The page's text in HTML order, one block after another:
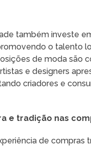
também investe
o talento
de moda são
e designers
criadores e
e tradição nas
de compras